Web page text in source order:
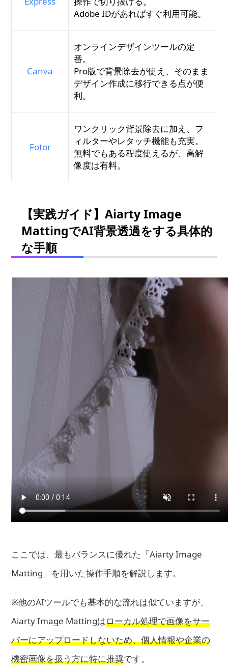
Adobe IDがあればすぐ利用可能。
Canva
オンラインデザインツールの定
番。
Pro版で背景除去が使え、そのまま
デザイン作成に移行できる点が便
利。
Fotor
ワンクリック背景除去に加え、フ
ィルターやレタッチ機能も充実。
無料でもある程度使えるが、高解
像度は有料。
【実践ガイド】Aiarty Image
MattingでAI背景透過をする具体的
な手順
ここでは、最もバランスに優れた「Aiarty Image
Matting」を用いた操作手順を解説します。
※他のAIツールでも基本的な流れは似ていますが、
Aiarty Image Mattingはローカル処理で画像をサー
バーにアップロードしないため、個人情報や企業の
機密画像を扱う方に特に推奨です。